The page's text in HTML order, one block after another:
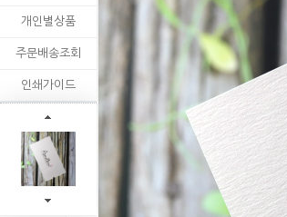
개인별상품
주문배송조회
인쇄가이드